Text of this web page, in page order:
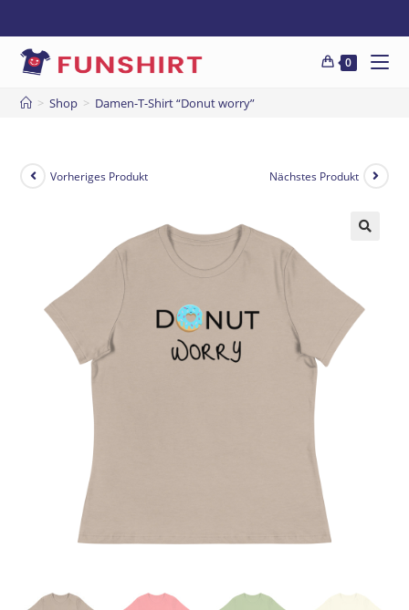
0
> Shop > Damen-T-Shirt “Donut worry”
Vorheriges Produkt Nächstes Produkt